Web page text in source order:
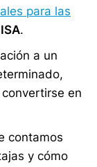
para las
.
a un
en
contamos
y cómo